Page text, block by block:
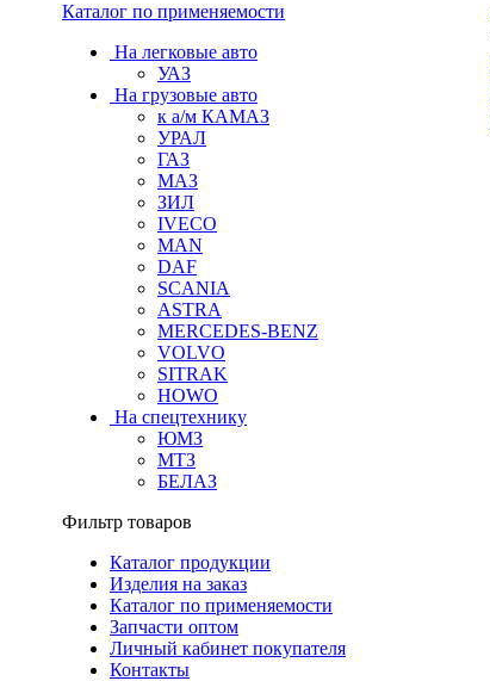
Каталог по применяемости
На легковые авто
УАЗ
На грузовые авто
к а/м КАМАЗ
УРАЛ
ГАЗ
МАЗ
ЗИЛ
IVECO
MAN
DAF
SCANIA
ASTRA
MERCEDES-BENZ
VOLVO
SITRAK
HOWO
На спецтехнику
ЮМЗ
МТЗ
БЕЛАЗ
Фильтр товаров
Каталог продукции
Изделия на заказ
Каталог по применяемости
Запчасти оптом
Личный кабинет покупателя
Контакты